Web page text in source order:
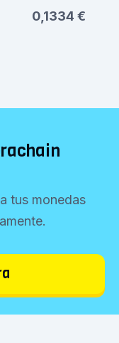
0,1334 €
tus monedas